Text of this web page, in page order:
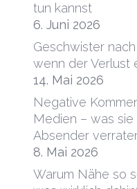
tun kannst
6. Juni 2026
Geschwister
wenn der Verlust
14. Mai 2026
Negative
Medien – was
Absender
8. Mai 2026
Warum Nähe so